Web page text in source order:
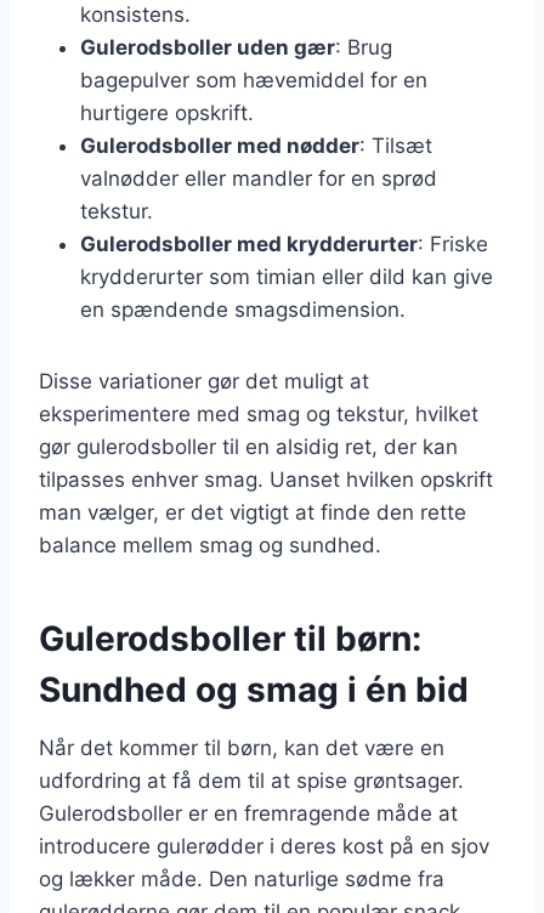
konsistens.
Gulerodsboller uden gær: Brug
bagepulver som hævemiddel for en
hurtigere opskrift.
Gulerodsboller med nødder: Tilsæt
valnødder eller mandler for en sprød
tekstur.
Gulerodsboller med krydderurter: Friske
krydderurter som timian eller dild kan give
en spændende smagsdimension.
Disse variationer gør det muligt at
eksperimentere med smag og tekstur, hvilket
gør gulerodsboller til en alsidig ret, der kan
tilpasses enhver smag. Uanset hvilken opskrift
man vælger, er det vigtigt at finde den rette
balance mellem smag og sundhed.
Gulerodsboller til børn:
Sundhed og smag i én bid
Når det kommer til børn, kan det være en
udfordring at få dem til at spise grøntsager.
Gulerodsboller er en fremragende måde at
introducere gulerødder i deres kost på en sjov
og lækker måde. Den naturlige sødme fra